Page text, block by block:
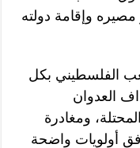
وإقامة دولته
الفلسطيني بكل
العدوان
ومغادرة
أولويات واضحة